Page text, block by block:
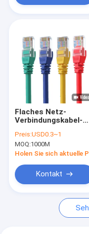
Produkte
Videos
Über uns
Fabrik-Ausflug
Nachrichten
Fälle
Fordern Sie ein Zitat
Flaches Netz-
Verbindungskabel-
45 Cat5E Cat6
Preis:USD0.3~1
MOQ:1000M
Holen Sie sich aktuelle
Kontakt